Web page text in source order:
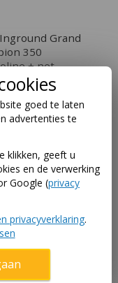
Inground Grand
350
+ net
,-
goed te laten
advertenties te
klikken, geeft u
en de verwerking
Google (privacy
privacyverklaring.